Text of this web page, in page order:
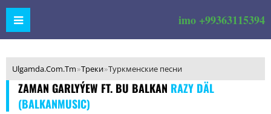
imo +99363115394
Ulgamda.Com.Tm»Треки»Туркменские песни
ZAMAN GARLYÝEW FT. BU BALKAN RAZY DÄL
(BALKANMUSIC)